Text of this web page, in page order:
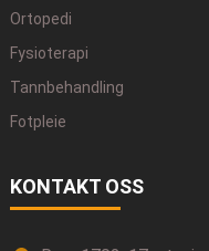
Ortopedi
Fysioterapi
Tannbehandling
Fotpleie
KONTAKT OSS